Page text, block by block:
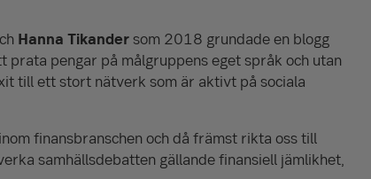
Hanna Tikandersom 2018 grundade en blogg
prata pengar på målgruppens eget språk och utan
till ett stort nätverk som är aktivt på sociala
finansbranschen och då främst rikta oss till
samhällsdebatten gällande finansiell jämlikhet,